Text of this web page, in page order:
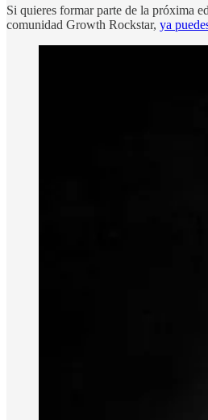
Si quieres formar parte de la próxima
comunidad Growth Rockstar, ya